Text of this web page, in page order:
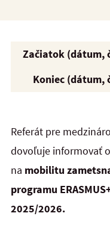
Začiatok (dátum,
Koniec (dátum,
Referát pre
dovoľuje informovať
na mobilitu
programu
2025/2026.